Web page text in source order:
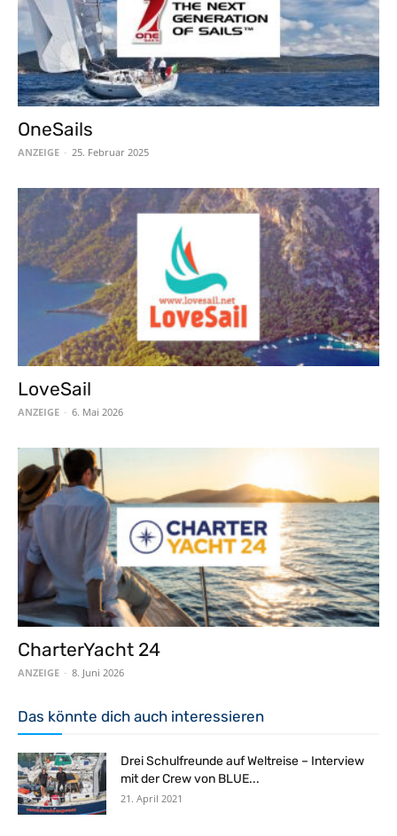
OneSails
ANZEIGE - 25. Februar 2025
LoveSail
ANZEIGE - 6. Mai 2026
CharterYacht 24
ANZEIGE - 8. Juni 2026
Das könnte dich auch interessieren
Drei Schulfreunde auf Weltreise – Interview
mit der Crew von BLUE...
21. April 2021